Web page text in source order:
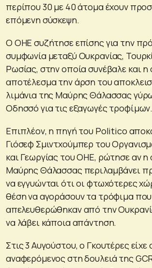
περίπου 30 με 40 άτομα έχουν
επόμενη σύσκεψη.
Ο ΟΗΕ συζήτησε επίσης για την
συμφωνία μεταξύ Ουκρανίας,
Ρωσίας, στην οποία συνέβαλε και η
αποτέλεσμα την άρση του
λιμάνια της Μαύρης Θάλασσας
Οδησσό για τις εξαγωγές τροφίμων.
Επιπλέον, η πηγή του Politico
Γιόσεφ Σμιντχούμπερ του
και Γεωργίας του ΟΗΕ, ρώτησε αν
Μαύρης Θάλασσας περιλαμβάνει
να εγγυώνται ότι οι φτωχότερες
θέση να αγοράσουν τα τρόφιμα που
απελευθερώθηκαν από την
να λάβει κάποια απάντηση.
Στις 3 Αυγούστου, ο Γκουτέρες είχε
αναφερόμενος στη δουλειά της